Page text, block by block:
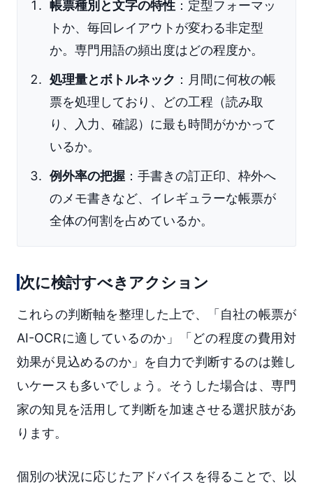
帳票種別と文字の特性 ：定型フォーマッ
トか、毎回レイアウトが変わる非定型
か。専門用語の頻出度はどの程度か。
処理量とボトルネック ：月間に何枚の帳
票を処理しており、どの工程（読み取
り、入力、確認）に最も時間がかかって
いるか。
例外率の把握 ：手書きの訂正印、枠外へ
のメモ書きなど、イレギュラーな帳票が
全体の何割を占めているか。
次に検討すべきアクション
これらの判断軸を整理した上で、「自社の帳票が
AI-OCRに適しているのか」「どの程度の費用対
効果が見込めるのか」を自力で判断するのは難し
いケースも多いでしょう。そうした場合は、専門
家の知見を活用して判断を加速させる選択肢があ
ります。
個別の状況に応じたアドバイスを得ることで、以